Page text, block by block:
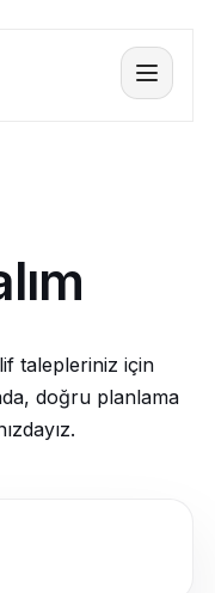
Menü
talepleriniz için
doğru planlama